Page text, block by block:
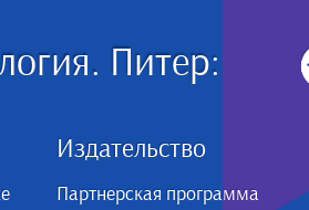
Питер:
Издательство
Партнерская программа